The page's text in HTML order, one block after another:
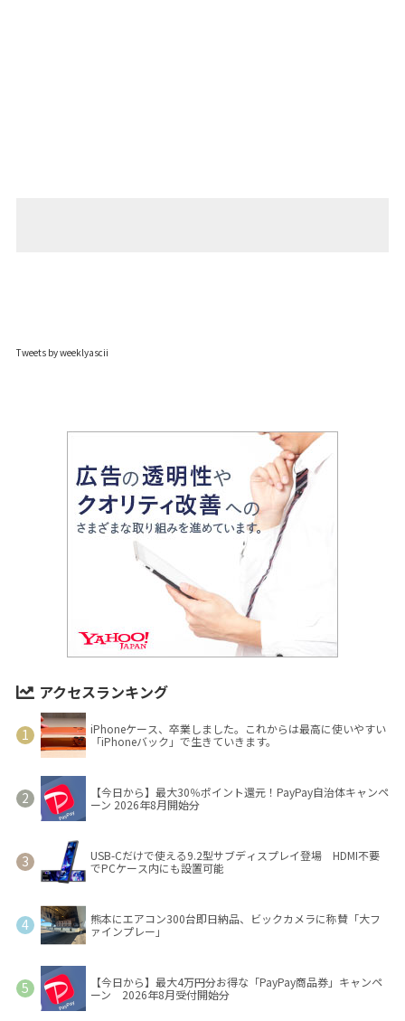
Tweets by weeklyascii
アクセスランキング
iPhoneケース、卒業しました。これからは最高に使いやすい
「iPhoneバック」で生きていきます。
【今日から】最大30％ポイント還元！PayPay自治体キャンペ
ーン 2026年8月開始分
USB-Cだけで使える9.2型サブディスプレイ登場 HDMI不要
でPCケース内にも設置可能
熊本にエアコン300台即日納品、ビックカメラに称賛「大フ
ァインプレー」
【今日から】最大4万円分お得な「PayPay商品券」キャンペ
ーン 2026年8月受付開始分